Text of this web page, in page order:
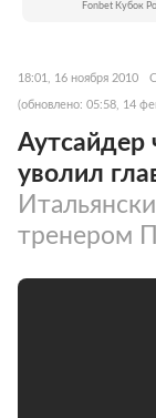
Fonbet Кубок
18:01, 16 ноября 2010
(обновлено: 05:58, 14
Аутсайдер
уволил
тренером